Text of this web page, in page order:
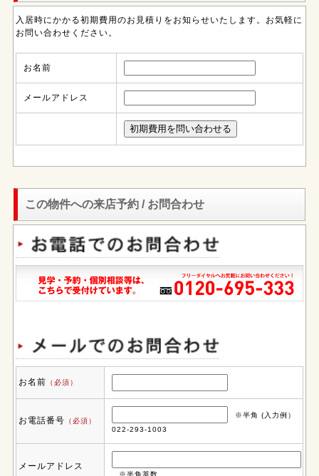
入居時にかかる初期費用のお見積りをお知らせいたします。お気軽に
お問い合わせください。
お名前
メールアドレス
この物件への来店予約 / お問合わせ
お名前 （必須）
お電話番号 （必須）
※半角 (入力例）
022-293-1003
メールアドレス
※半角英数